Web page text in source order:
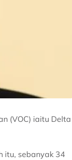
(VOC) iaitu Delta
itu, sebanyak 34